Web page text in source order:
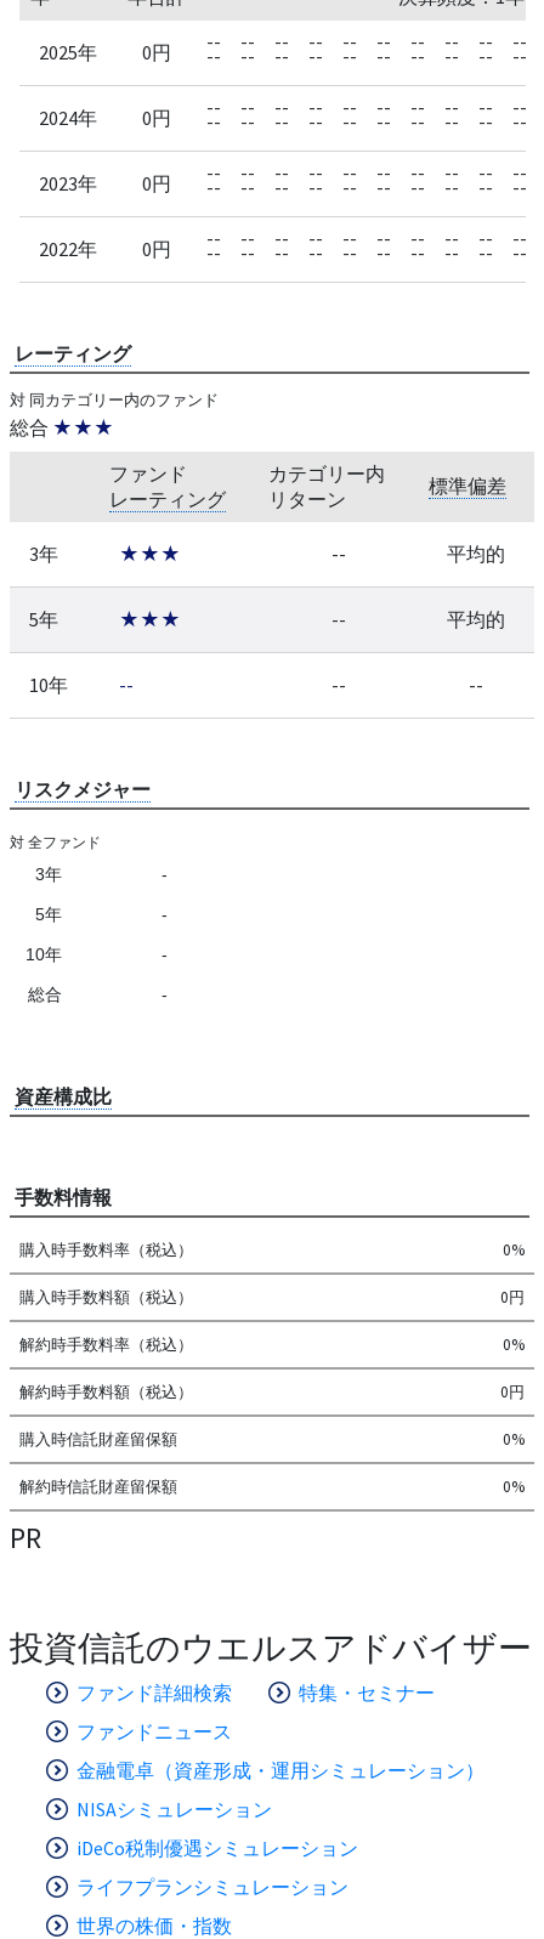
2025年 0円 --
--
--
--
--
--
--
--
--
--
--
--
--
--
--
--
--
--
--
--
2024年 0円 --
--
--
--
--
--
--
--
--
--
--
--
--
--
--
--
--
--
--
--
2023年 0円 --
--
--
--
--
--
--
--
--
--
--
--
--
--
--
--
--
--
--
--
2022年 0円 --
--
--
--
--
--
--
--
--
--
--
--
--
--
--
--
--
--
--
--
レーティング
対 同カテゴリー内のファンド
総合 ★★★
ファンド
レーティング
カテゴリー内
リターン
標準偏差
3年 ★★★ -- 平均的
5年 ★★★ -- 平均的
10年 -- -- --
リスクメジャー
対 全ファンド
3年 -
5年 -
10年 -
総合 -
資産構成比
手数料情報
購入時手数料率（税込） 0%
購入時手数料額（税込） 0円
解約時手数料率（税込） 0%
解約時手数料額（税込） 0円
購入時信託財産留保額 0%
解約時信託財産留保額 0%
PR
投資信託のウエルスアドバイザー
ファンド詳細検索
特集・セミナー
ファンドニュース
金融電卓（資産形成・運用シミュレーション）
NISAシミュレーション
iDeCo税制優遇シミュレーション
ライフプランシミュレーション
世界の株価・指数